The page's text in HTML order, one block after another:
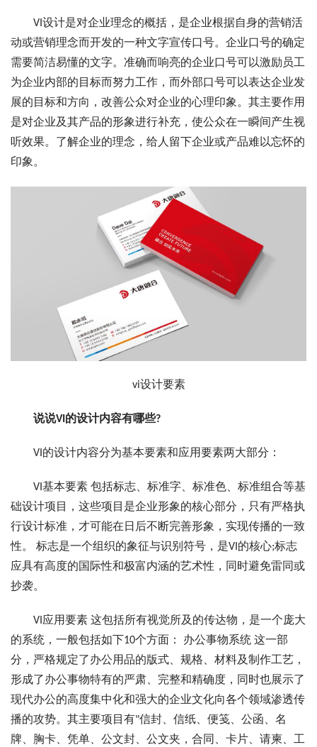
VI设计是对企业理念的概括，是企业根据自身的营销活
动或营销理念而开发的一种文字宣传口号。企业口号的确定
需要简洁易懂的文字。准确而响亮的企业口号可以激励员工
为企业内部的目标而努力工作，而外部口号可以表达企业发
展的目标和方向，改善公众对企业的心理印象。其主要作用
是对企业及其产品的形象进行补充，使公众在一瞬间产生视
听效果。了解企业的理念，给人留下企业或产品难以忘怀的
印象。
vi设计要素
说说VI的设计内容有哪些?
VI的设计内容分为基本要素和应用要素两大部分：
VI基本要素 包括标志、标准字、标准色、标准组合等基
础设计项目，这些项目是企业形象的核心部分，只有严格执
行设计标准，才可能在日后不断完善形象，实现传播的一致
性。 标志是一个组织的象征与识别符号，是VI的核心;标志
应具有高度的国际性和极富内涵的艺术性，同时避免雷同或
抄袭。
VI应用要素 这包括所有视觉所及的传达物，是一个庞大
的系统，一般包括如下10个方面： 办公事物系统 这一部
分，严格规定了办公用品的版式、规格、材料及制作工艺，
形成了办公事物特有的严肃、完整和精确度，同时也展示了
现代办公的高度集中化和强大的企业文化向各个领域渗透传
播的攻势。其主要项目有"信封、信纸、便笺、公函、名
牌、胸卡、凭单、公文封、公文夹，合同、卡片、请柬、工